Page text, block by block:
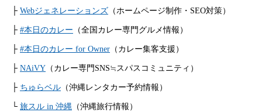
├ Webジェネレーションズ （ホームページ制作・SEO対策）
├ #本日のカレー （全国カレー専門グルメ情報）
├ #本日のカレー for Owner （カレー集客支援）
├ NAiVY （カレー専門SNS≒スパスコミュニティ）
├ ちゅらベル （沖縄レンタカー予約情報）
└ 旅スル in 沖縄 （沖縄旅行情報）